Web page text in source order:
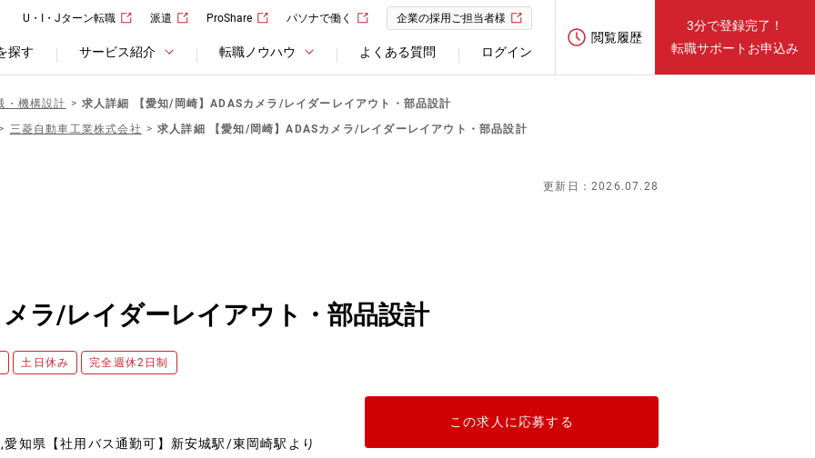
U・I・Jターン転職 派遣 ProShare パソナで働く 企業の採用ご担当者様
探す サービス紹介 転職ノウハウ よくある質問 ログイン
閲覧履歴
3分で登録完了！
転職サポートお申込み
・機構設計
求人詳細 【愛知/岡崎】ADASカメラ/レイダーレイアウト・部品設計
三菱自動車工業株式会社
求人詳細 【愛知/岡崎】ADASカメラ/レイダーレイアウト・部品設計
更新日：2026.07.28
ラ/レイダーレイアウト・部品設計
土日休み 完全週休2日制
知県【社用バス通勤可】新安城駅/東岡崎駅より
この求人に応募する